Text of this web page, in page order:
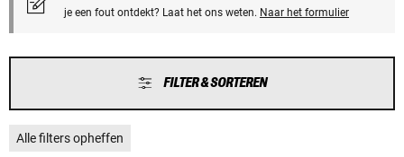
je een fout ontdekt? Laat het ons weten. Naar het formulier
FILTER & SORTEREN
Alle filters opheffen